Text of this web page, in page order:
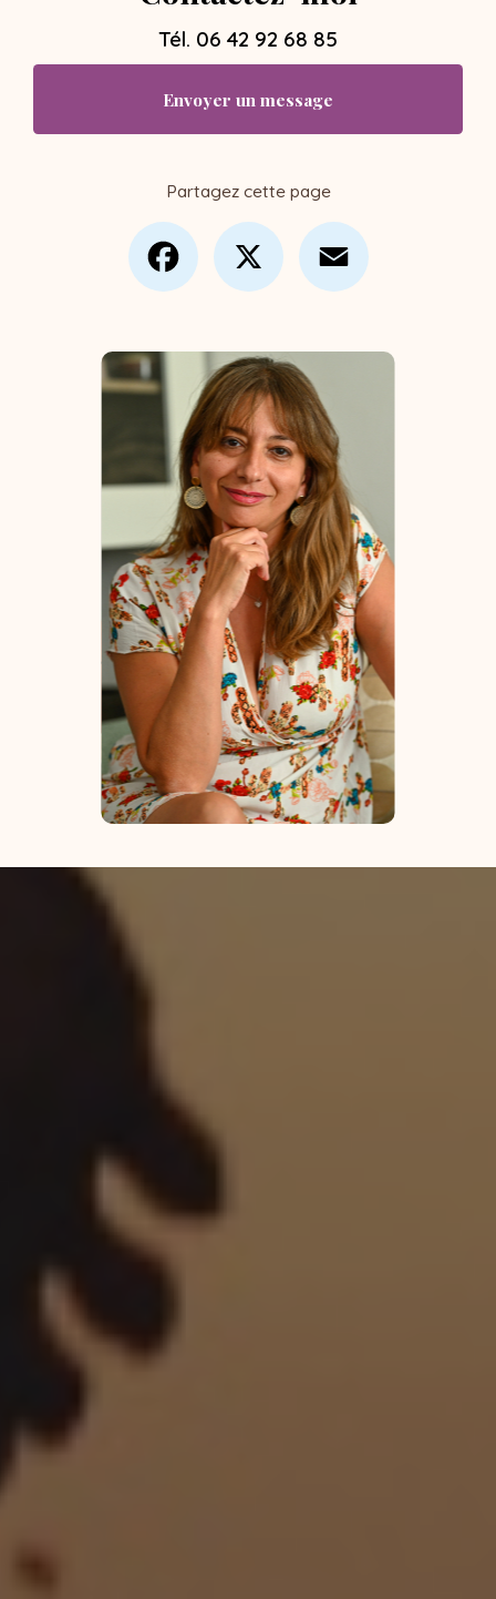
Tél. 06 42 92 68 85
Envoyer un message
Partagez cette page
Facebook